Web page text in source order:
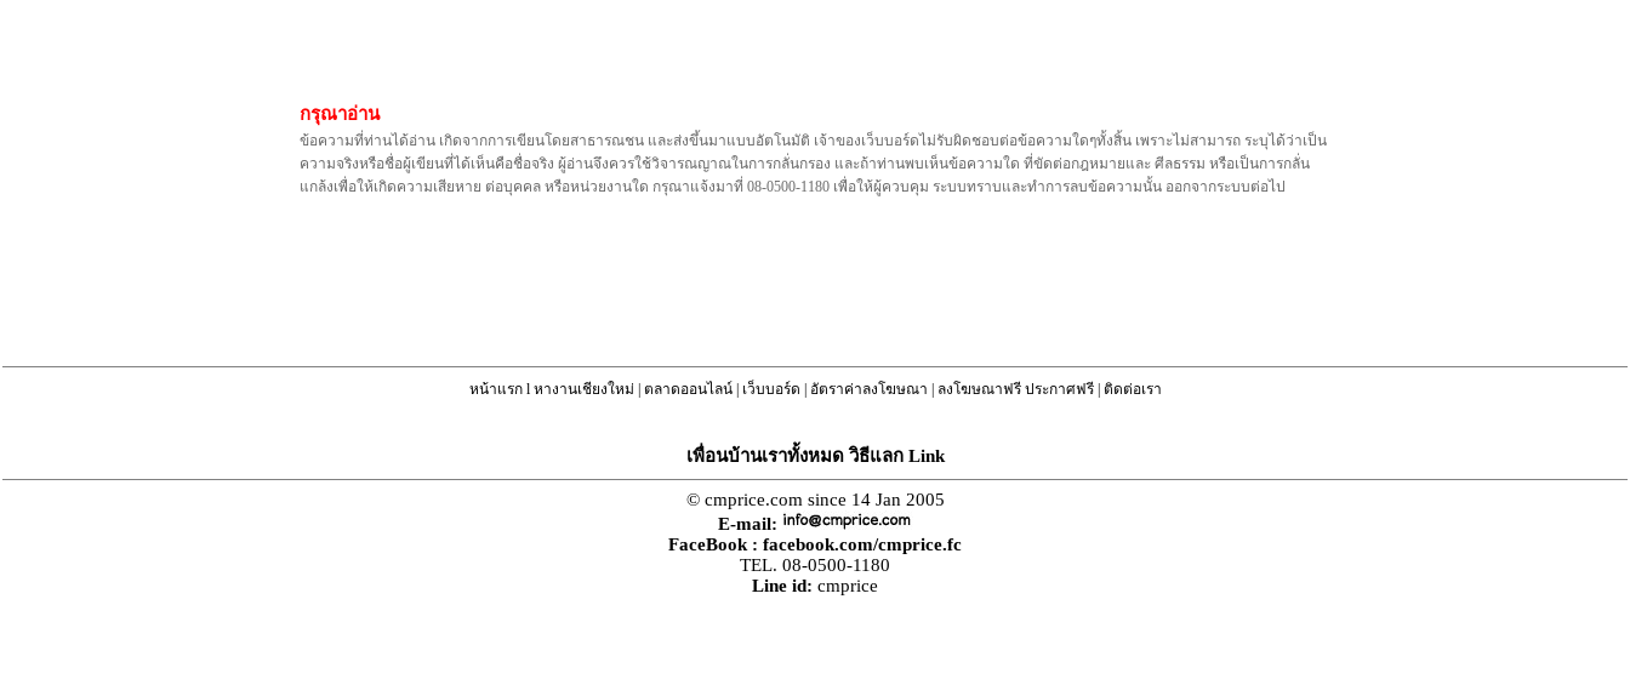
กรุณาอ่าน
ข้อความที่ท่านได้อ่าน เกิดจากการเขียนโดยสาธารณชน และส่งขึ้นมาแบบอัตโนมัติ เจ้าของเว็บบอร์ดไม่รับผิดชอบต่อข้อความใดๆทั้งสิ้น เพราะไม่สามารถ ระบุได้ว่าเป็น
ความจริงหรือชื่อผู้เขียนที่ได้เห็นคือชื่อจริง ผู้อ่านจึงควรใช้วิจารณญาณในการกลั่นกรอง และถ้าท่านพบเห็นข้อความใด ที่ขัดต่อกฎหมายและ ศีลธรรม หรือเป็นการกลั่น
แกล้งเพื่อให้เกิดความเสียหาย ต่อบุคคล หรือหน่วยงานใด กรุณาแจ้งมาที่ 08-0500-1180 เพื่อให้ผู้ควบคุม ระบบทราบและทำการลบข้อความนั้น ออกจากระบบต่อไป
หน้าแรกl หางานเชียงใหม่ | ตลาดออนไลน์| เว็บบอร์ด | อัตราค่าลงโฆษณา | ลงโฆษณาฟรี ประกาศฟรี| ติดต่อเรา
เพื่อนบ้านเราทั้งหมด วิธีแลก Link
© cmprice.com since 14 Jan 2005
E-mail:
FaceBook : facebook.com/cmprice.fc
TEL. 08-0500-1180
Line id: cmprice